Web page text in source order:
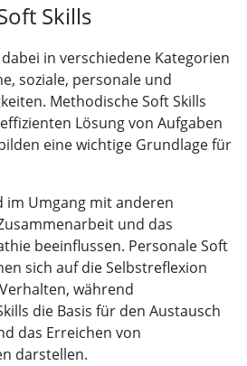
Skills
in verschiedene Kategorien
soziale, personale und
Methodische Soft Skills
Lösung von Aufgaben
eine wichtige Grundlage für
im Umgang mit anderen
und das
beeinflussen. Personale Soft
sich auf die Selbstreflexion
während
die Basis für den Austausch
das Erreichen von
darstellen.